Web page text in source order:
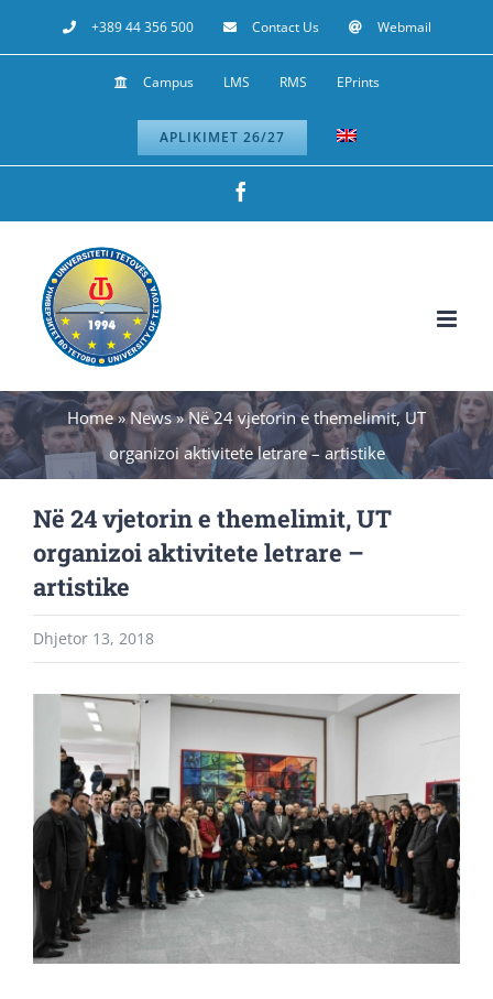
to
+389 44 356 500 Contact Us Webmail
Campus LMS RMS EPrints
APLIKIMET 26/27
Home»News»Në 24 vjetorin e themelimit, UT
organizoi aktivitete letrare – artistike
Në 24 vjetorin e themelimit, UT
organizoi aktivitete letrare –
artistike
Dhjetor 13, 2018
Larger
Image